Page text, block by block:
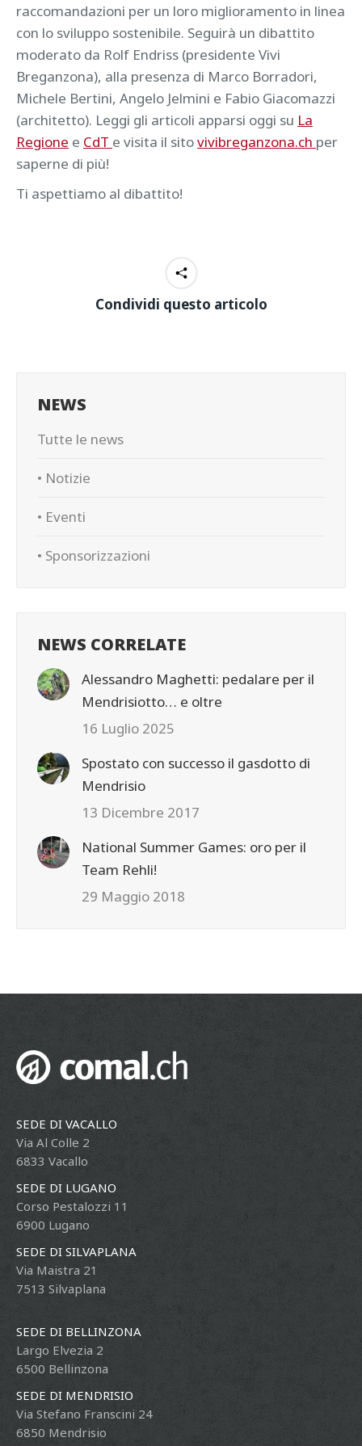
raccomandazioni per un loro miglioramento in linea
con lo sviluppo sostenibile. Seguirà un dibattito
moderato da Rolf Endriss (presidente Vivi
Breganzona), alla presenza di Marco Borradori,
Michele Bertini, Angelo Jelmini e Fabio Giacomazzi
(architetto). Leggi gli articoli apparsi oggi su La
Regione e CdT e visita il sitovivibreganzona.ch per
saperne di più!
Ti aspettiamo al dibattito!
Condividi questo articolo
NEWS
Tutte le news
• Notizie
• Eventi
• Sponsorizzazioni
NEWS CORRELATE
Alessandro Maghetti: pedalare per il
Mendrisiotto… e oltre
16 Luglio 2025
Spostato con successo il gasdotto di
Mendrisio
13 Dicembre 2017
National Summer Games: oro per il
Team Rehli!
29 Maggio 2018
SEDE DI VACALLO
Via Al Colle 2
6833 Vacallo
SEDE DI LUGANO
Corso Pestalozzi 11
6900 Lugano
SEDE DI SILVAPLANA
Via Maistra 21
7513 Silvaplana
SEDE DI BELLINZONA
Largo Elvezia 2
6500 Bellinzona
SEDE DI MENDRISIO
Via Stefano Franscini 24
6850 Mendrisio